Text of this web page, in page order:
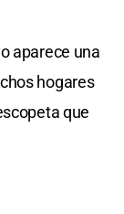
aparece una
hogares
que